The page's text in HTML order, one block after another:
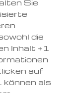
Sie
die
Inhalt +1
auf
können als